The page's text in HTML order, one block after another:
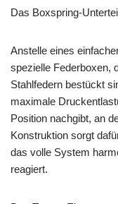
Das Boxspring-
Anstelle eines
spezielle Federboxen,
Stahlfedern bestückt
maximale
Position nachgibt, an
Konstruktion sorgt
das volle System
reagiert.